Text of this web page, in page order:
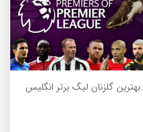
بهترین گلزنان لیگ برتر انگلیس